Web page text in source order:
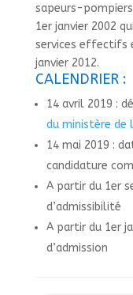
sapeurs-
1er janvier 2002
services effectifs
janvier 2012.
CALENDRIER :
14 avril 2019 :
du ministère de
14 mai 2019 :
candidature
A partir du 1er
d’admissibilité
A partir du 1er
d’admission